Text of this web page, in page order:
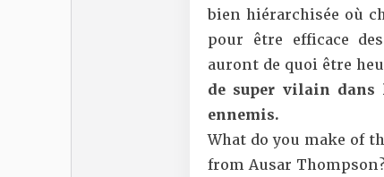
bien hiérarchisée où
pour être efficace
auront de quoi être
de super vilain dans
ennemis.
What do you make of
from Ausar